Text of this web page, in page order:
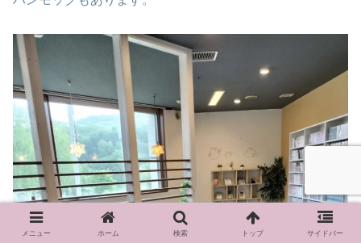
メニュー ホーム 検索 トップ サイドバー